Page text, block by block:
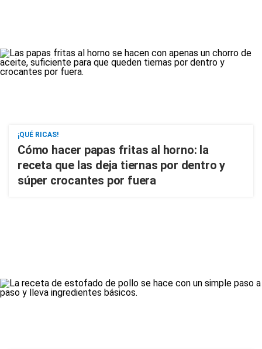
¡QUÉ RICAS!
Cómo hacer papas fritas al horno: la
receta que las deja tiernas por dentro y
súper crocantes por fuera